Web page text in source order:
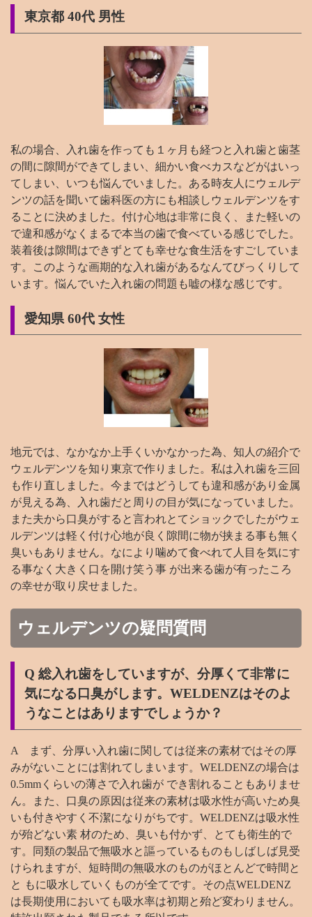
東京都 40代 男性
私の場合、入れ歯を作っても１ヶ月も経つと入れ歯と歯茎
の間に隙間ができてしまい、細かい食べカスなどがはいっ
てしまい、いつも悩んでいました。ある時友人にウェルデ
ンツの話を聞いて歯科医の方にも相談しウェルデンツをす
ることに決めました。付け心地は非常に良く、また軽いの
で違和感がなくまるで本当の歯で食べている感じでした。
装着後は隙間はできずとても幸せな食生活をすごしていま
す。このような画期的な入れ歯があるなんてびっくりして
います。悩んでいた入れ歯の問題も嘘の様な感じです。
愛知県 60代 女性
地元では、なかなか上手くいかなかった為、知人の紹介で
ウェルデンツを知り東京で作りました。私は入れ歯を三回
も作り直しました。今まではどうしても違和感があり金属
が見える為、入れ歯だと周りの目が気になっていました。
また夫から口臭がすると言われとてショックでしたがウェ
ルデンツは軽く付け心地が良く隙間に物が挟まる事も無く
臭いもありません。なにより噛めて食べれて人目を気にす
る事なく大きく口を開け笑う事 が出来る歯が有ったころ
の幸せが取り戻せました。
ウェルデンツの疑問質問
Q 総入れ歯をしていますが、分厚くて非常に
気になる口臭がします。WELDENZはそのよ
うなことはありますでしょうか？
A まず、分厚い入れ歯に関しては従来の素材ではその厚
みがないことには割れてしまいます。WELDENZの場合は
0.5mmくらいの薄さで入れ歯が でき割れることもありませ
ん。また、口臭の原因は従来の素材は吸水性が高いため臭
いも付きやすく不潔になりがちです。WELDENZは吸水性
が殆どない素 材のため、臭いも付かず、とても衛生的で
す。同類の製品で無吸水と謳っているものもしばしば見受
けられますが、短時間の無吸水のものがほとんどで時間と
と もに吸水していくものが全てです。その点WELDENZ
は長期使用においても吸水率は初期と殆ど変わりません。